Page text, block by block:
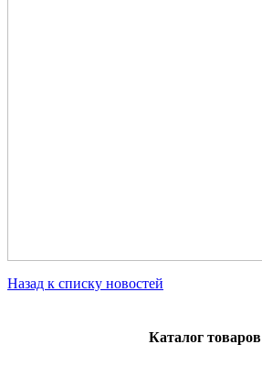
Назад к списку новостей
Каталог товаров